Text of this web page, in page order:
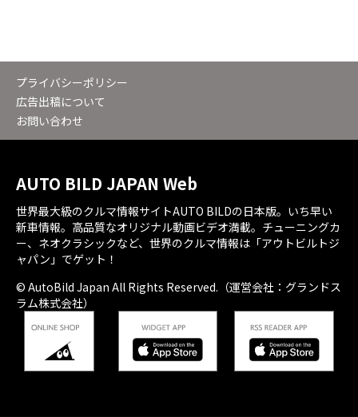
プライバシーポリシー
広告出稿について
お問い合わせ
AUTO BILD JAPAN Web
世界最大級のクルマ情報サイトAUTO BILDの日本版。いち早い
新車情報。高品質なオリジナル動画ビデオ満載。チューニングカ
ー、ネオクラシックなど、世界のクルマ情報は「アウトビルトジ
ャパン」でゲット！
© AutoBild Japan All Rights Reserved.（運営会社：グランドス
ラム株式会社）